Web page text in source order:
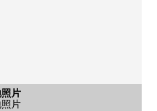
片
片
片
片
片
片
片
片
路的外观
路
片
片
片
片
小学(约1470m)
分钟。
中学(约910m)
分钟。